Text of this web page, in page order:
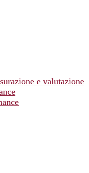
e valutazione